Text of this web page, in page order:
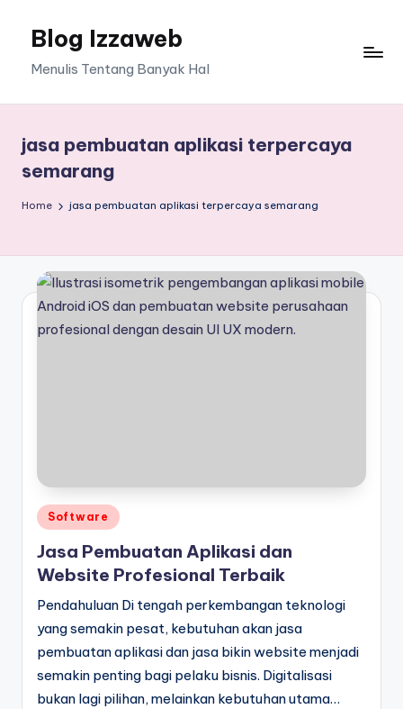
Blog Izzaweb
Menulis Tentang Banyak Hal
jasa pembuatan aplikasi terpercaya
semarang
Home jasa pembuatan aplikasi terpercaya semarang
Posted
in
Software
Jasa Pembuatan Aplikasi dan
Website Profesional Terbaik
Pendahuluan Di tengah perkembangan teknologi
yang semakin pesat, kebutuhan akan jasa
pembuatan aplikasi dan jasa bikin website menjadi
semakin penting bagi pelaku bisnis. Digitalisasi
bukan lagi pilihan, melainkan kebutuhan utama…